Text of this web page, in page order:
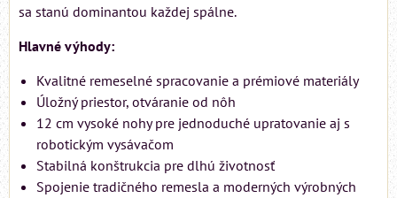
sa stanú dominantou každej spálne.
Hlavné výhody:
Kvalitné remeselné spracovanie a prémiové materiály
Úložný priestor, otváranie od nôh
12 cm vysoké nohy pre jednoduché upratovanie aj s
robotickým vysávačom
Stabilná konštrukcia pre dlhú životnosť
Spojenie tradičného remesla a moderných výrobných